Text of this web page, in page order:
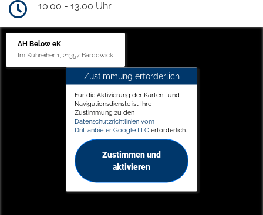
10.00 - 13.00 Uhr
AH Below eK
Im Kuhreiher 1, 21357 Bardowick
Zustimmung erforderlich
Für die Aktivierung der Karten- und
Navigationsdienste ist Ihre
Zustimmung zu den
Datenschutzrichtlinien vom
Drittanbieter Google LLC erforderlich.
Zustimmen und
aktivieren